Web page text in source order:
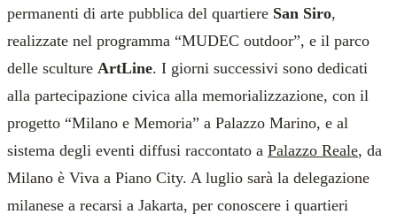
permanenti di arte pubblica del quartiere San Siro,
realizzate nel programma “MUDEC outdoor”, e il parco
delle sculture ArtLine. I giorni successivi sono dedicati
alla partecipazione civica alla memorializzazione, con il
progetto “Milano e Memoria” a Palazzo Marino, e al
sistema degli eventi diffusi raccontato a Palazzo Reale, da
Milano è Viva a Piano City. A luglio sarà la delegazione
milanese a recarsi a Jakarta, per conoscere i quartieri